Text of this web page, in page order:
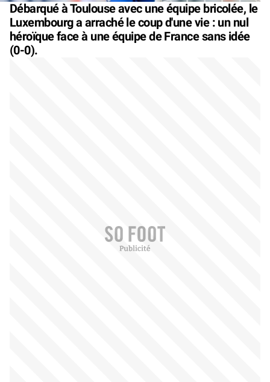
Débarqué à Toulouse avec une équipe bricolée, le
Luxembourg a arraché le coup d'une vie : un nul
héroïque face à une équipe de France sans idée
(0-0).